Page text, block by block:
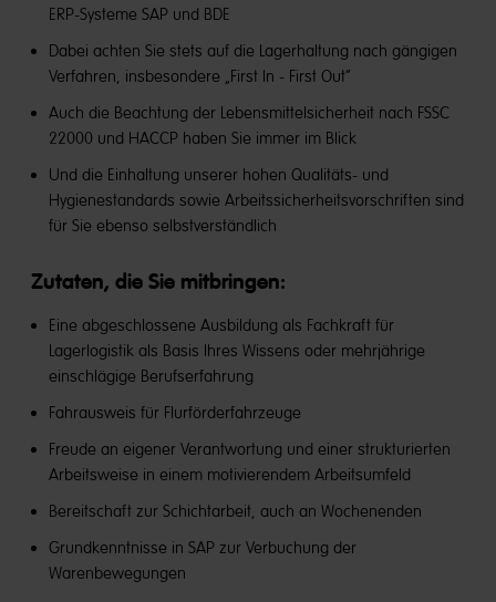
ERP-Systeme SAP und BDE
Dabei achten Sie stets auf die Lagerhaltung nach gängigen
Verfahren, insbesondere „First In - First Out“
Auch die Beachtung der Lebensmittelsicherheit nach FSSC
22000 und HACCP haben Sie immer im Blick
Und die Einhaltung unserer hohen Qualitäts- und
Hygienestandards sowie Arbeitssicherheitsvorschriften sind
für Sie ebenso selbstverständlich
Zutaten, die Sie mitbringen:
Eine abgeschlossene Ausbildung als Fachkraft für
Lagerlogistik als Basis Ihres Wissens oder mehrjährige
einschlägige Berufserfahrung
Fahrausweis für Flurförderfahrzeuge
Freude an eigener Verantwortung und einer strukturierten
Arbeitsweise in einem motivierendem Arbeitsumfeld
Bereitschaft zur Schichtarbeit, auch an Wochenenden
Grundkenntnisse in SAP zur Verbuchung der
Warenbewegungen